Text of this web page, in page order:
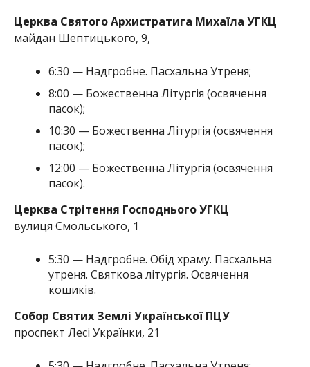
Церква Святого Архистратига Михаїла УГКЦ
майдан Шептицького, 9,
6:30 — Надгробне. Пасхальна Утреня;
8:00 — Божественна Літургія (освячення
пасок);
10:30 — Божественна Літургія (освячення
пасок);
12:00 — Божественна Літургія (освячення
пасок).
Церква Стрітення Господнього УГКЦ
вулиця Смольського, 1
5:30 — Надгробне. Обід храму. Пасхальна
утреня. Святкова літургія. Освячення
кошиків.
Собор Святих Землі Української ПЦУ
проспект Лесі Українки, 21